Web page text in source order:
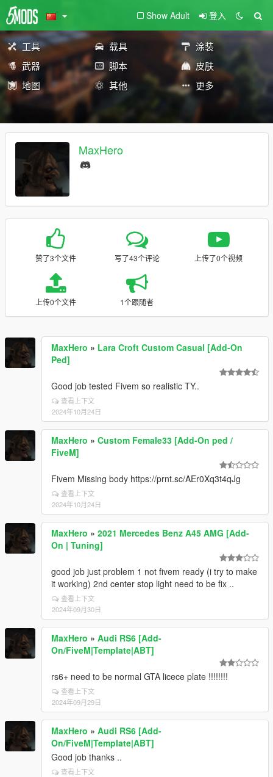
Show Adult 登入
工具 载具
涂装
武器
脚本
皮肤
地图
其他 更多
MaxHero
赞了3个文件 写了43个评论 上传了0个视频
上传0个文件 1个跟随者
MaxHero » Lara Croft Custom Casual [Add-On
Ped]
Good job tested Fivem so realistic TY..
查看上下文
2024年10月24日
MaxHero » Custom Female33 [Add-On ped /
FiveM]
Fivem Missing body https://prnt.sc/AEr0Xq3t4qJg
查看上下文
2024年10月24日
MaxHero » 2021 Mercedes Benz A45 AMG [Add-
On | Tuning]
good job just problem 1 not fivem ready (i try to make
it working) 2nd center stop light need to be fix ..
查看上下文
2024年09月30日
MaxHero » Audi RS6 [Add-
On/FiveM|Template|ABT]
rs6+ need to be normal GTA licece plate !!!!!!!!
查看上下文
2024年09月29日
MaxHero » Audi RS6 [Add-
On/FiveM|Template|ABT]
Good job thanks ..
查看上下文